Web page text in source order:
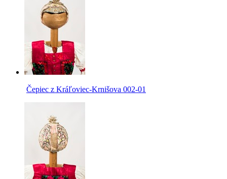
Čepiec z Kráľoviec-Krnišova 002-01